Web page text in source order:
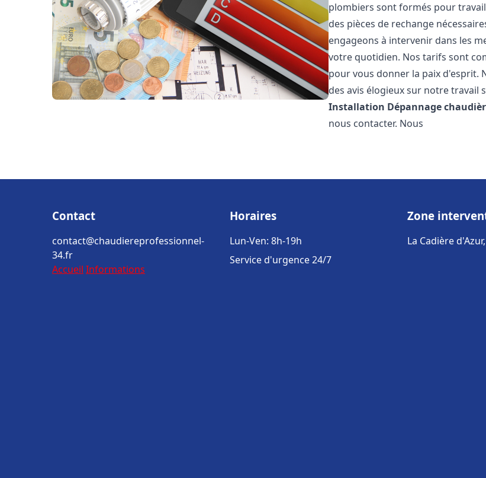
plombiers sont formés pour
des pièces de rechange
engageons à intervenir dans les
votre quotidien. Nos tarifs sont
pour vous donner la paix d'esprit.
des avis élogieux sur notre
Installation Dépannage
nous contacter. Nous
Contact
contact@chaudiereprofessionnel-
34.fr
Accueil Informations
Horaires
Lun-Ven: 8h-19h
Service d'urgence 24/7
Zone
La Cadière